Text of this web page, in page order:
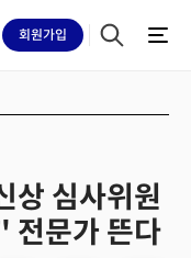
회원가입
상 심사위원
전문가 뜬다